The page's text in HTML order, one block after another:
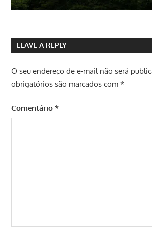
LEAVE A REPLY
O seu endereço de e-mail não será
obrigatórios são marcados com *
Comentário *